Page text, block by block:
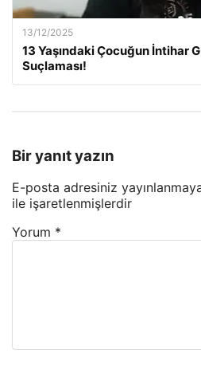
13/12/2025
13 Yaşındaki Çocuğun İntihar
Suçlaması!
Bir yanıt yazın
E-posta adresiniz
ile işaretlenmişlerdir
Yorum *